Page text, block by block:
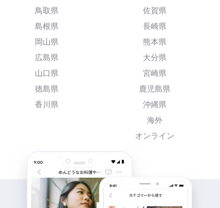
鳥取県
島根県
岡山県
広島県
山口県
徳島県
香川県
佐賀県
長崎県
熊本県
大分県
宮崎県
鹿児島県
沖縄県
海外
オンライン